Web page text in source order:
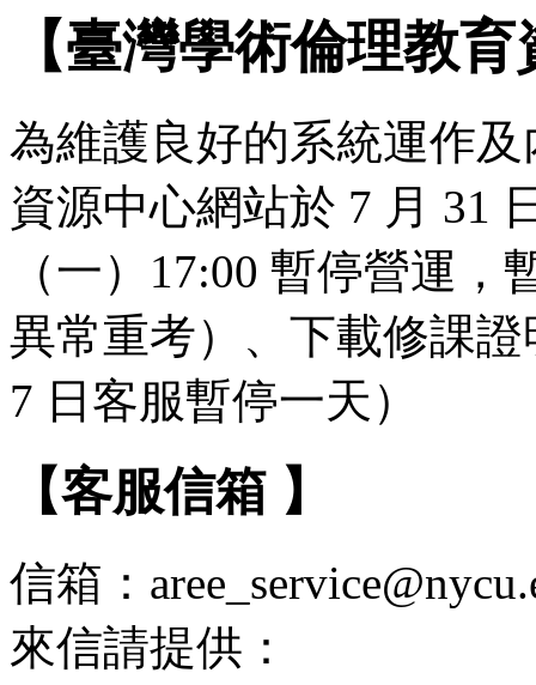
【臺灣學術倫理教
為維護良好的系統運作
資源中心網站於 7 月 31
（一）17:00 暫停營運
異常重考）、下載修課
7 日客服暫停一天）
【客服信箱 】
信箱：
來信請提供：